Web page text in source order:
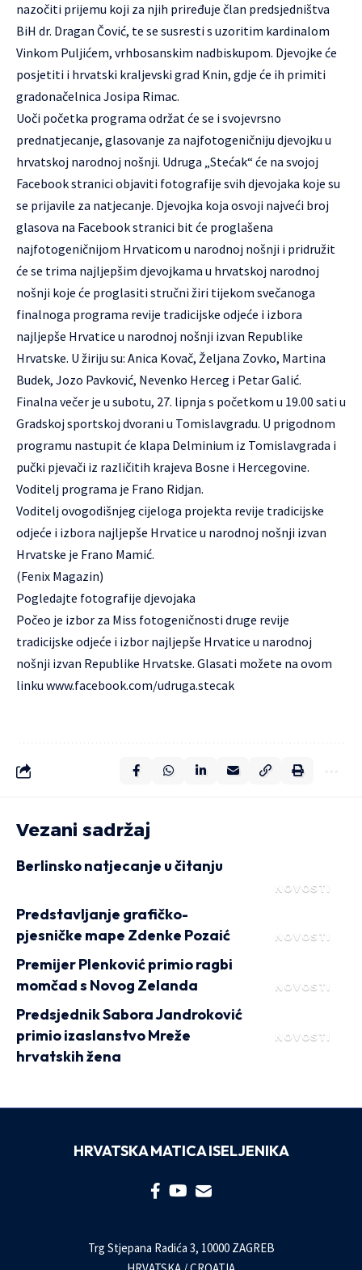
nazočiti prijemu koji za njih priređuje član predsjedništva
BiH dr. Dragan Čović, te se susresti s uzoritim kardinalom
Vinkom Puljićem, vrhbosanskim nadbiskupom. Djevojke će
posjetiti i hrvatski kraljevski grad Knin, gdje će ih primiti
gradonačelnica Josipa Rimac.
Uoči početka programa održat će se i svojevrsno
prednatjecanje, glasovanje za najfotogeničniju djevojku u
hrvatskoj narodnoj nošnji. Udruga „Stećak“ će na svojoj
Facebook stranici objaviti fotografije svih djevojaka koje su
se prijavile za natjecanje. Djevojka koja osvoji najveći broj
glasova na Facebook stranici bit će proglašena
najfotogeničnijom Hrvaticom u narodnoj nošnji i pridružit
će se trima najljepšim djevojkama u hrvatskoj narodnoj
nošnji koje će proglasiti stručni žiri tijekom svečanoga
finalnoga programa revije tradicijske odjeće i izbora
najljepše Hrvatice u narodnoj nošnji izvan Republike
Hrvatske. U žiriju su: Anica Kovač, Željana Zovko, Martina
Budek, Jozo Pavković, Nevenko Herceg i Petar Galić.
Finalna večer je u subotu, 27. lipnja s početkom u 19.00 sati u
Gradskoj sportskoj dvorani u Tomislavgradu. U prigodnom
programu nastupit će klapa Delminium iz Tomislavgrada i
pučki pjevači iz različitih krajeva Bosne i Hercegovine.
Voditelj programa je Frano Ridjan.
Voditelj ovogodišnjeg cijeloga projekta revije tradicijske
odjeće i izbora najljepše Hrvatice u narodnoj nošnji izvan
Hrvatske je Frano Mamić.
(Fenix Magazin)
Pogledajte fotografije djevojaka
Počeo je izbor za Miss fotogeničnosti druge revije
tradicijske odjeće i izbor najljepše Hrvatice u narodnoj
nošnji izvan Republike Hrvatske. Glasati možete na ovom
linku www.facebook.com/udruga.stecak
Vezani sadržaj
NOVOSTI
Berlinsko natjecanje u čitanju
NOVOSTI
Predstavljanje grafičko-
pjesničke mape Zdenke Pozaić
NOVOSTI
Premijer Plenković primio ragbi
momčad s Novog Zelanda
NOVOSTI
Predsjednik Sabora Jandroković
primio izaslanstvo Mreže
hrvatskih žena
HRVATSKA MATICA ISELJENIKA
Trg Stjepana Radića 3, 10000 ZAGREB